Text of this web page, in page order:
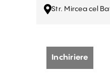
Str. Mircea cel
Inchiriere